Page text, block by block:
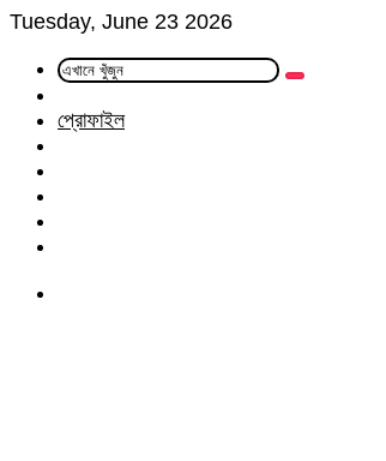
Tuesday, June 23 2026
এখানে
Article
প্রোফাইল